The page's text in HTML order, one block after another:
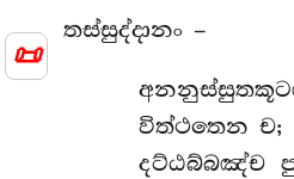
📜
තස්සුද්දානං –
විත්ථතෙන ච;
දට්ඨබ්බඤ්ච